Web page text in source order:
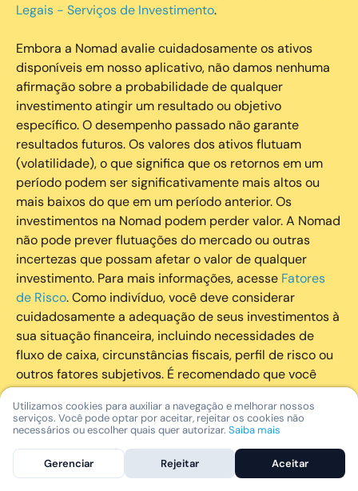
Legais - Serviços de Investimento.
Embora a Nomad avalie cuidadosamente os ativos
disponíveis em nosso aplicativo, não damos nenhuma
afirmação sobre a probabilidade de qualquer
investimento atingir um resultado ou objetivo
específico. O desempenho passado não garante
resultados futuros. Os valores dos ativos flutuam
(volatilidade), o que significa que os retornos em um
período podem ser significativamente mais altos ou
mais baixos do que em um período anterior. Os
investimentos na Nomad podem perder valor. A Nomad
não pode prever flutuações do mercado ou outras
incertezas que possam afetar o valor de qualquer
investimento. Para mais informações, acesse Fatores
de Risco. Como indivíduo, você deve considerar
cuidadosamente a adequação de seus investimentos à
sua situação financeira, incluindo necessidades de
fluxo de caixa, circunstâncias fiscais, perfil de risco ou
outros fatores subjetivos. É recomendado que você
utilize todos os recursos disponíveis para se informar
sobre investimentos de maneira geral e sobre a
composição geral de seu portfólio. Questões fiscais ou
legais relativas aos investimentos realizados através da
Nomad devem ser obtidas pelos próprios clientes. A
Utilizamos cookies para auxiliar a navegação e melhorar nossos
serviços. Você pode optar por aceitar, rejeitar os cookies não
necessários ou escolher quais quer autorizar. Saiba mais
Gerenciar Rejeitar Aceitar